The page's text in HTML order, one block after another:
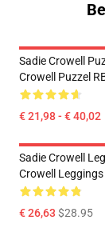
Sadie Crowell
Crowell Puzzel
€ 21,98 - € 40,02
Sadie Crowell
Crowell
€ 26,63 $28.95